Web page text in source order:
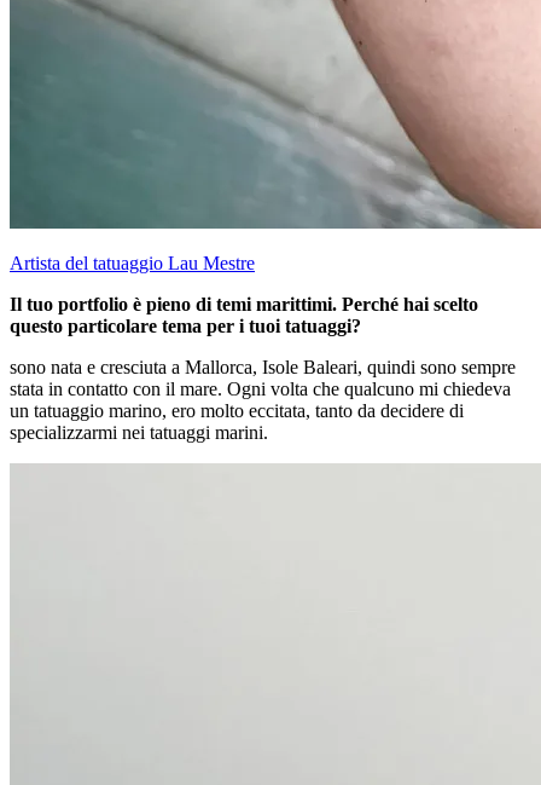
Artista del tatuaggio Lau Mestre
Il tuo portfolio è pieno di temi marittimi. Perché hai scelto
questo particolare tema per i tuoi tatuaggi?
sono nata e cresciuta a Mallorca, Isole Baleari, quindi sono sempre
stata in contatto con il mare. Ogni volta che qualcuno mi chiedeva
un tatuaggio marino, ero molto eccitata, tanto da decidere di
specializzarmi nei tatuaggi marini.